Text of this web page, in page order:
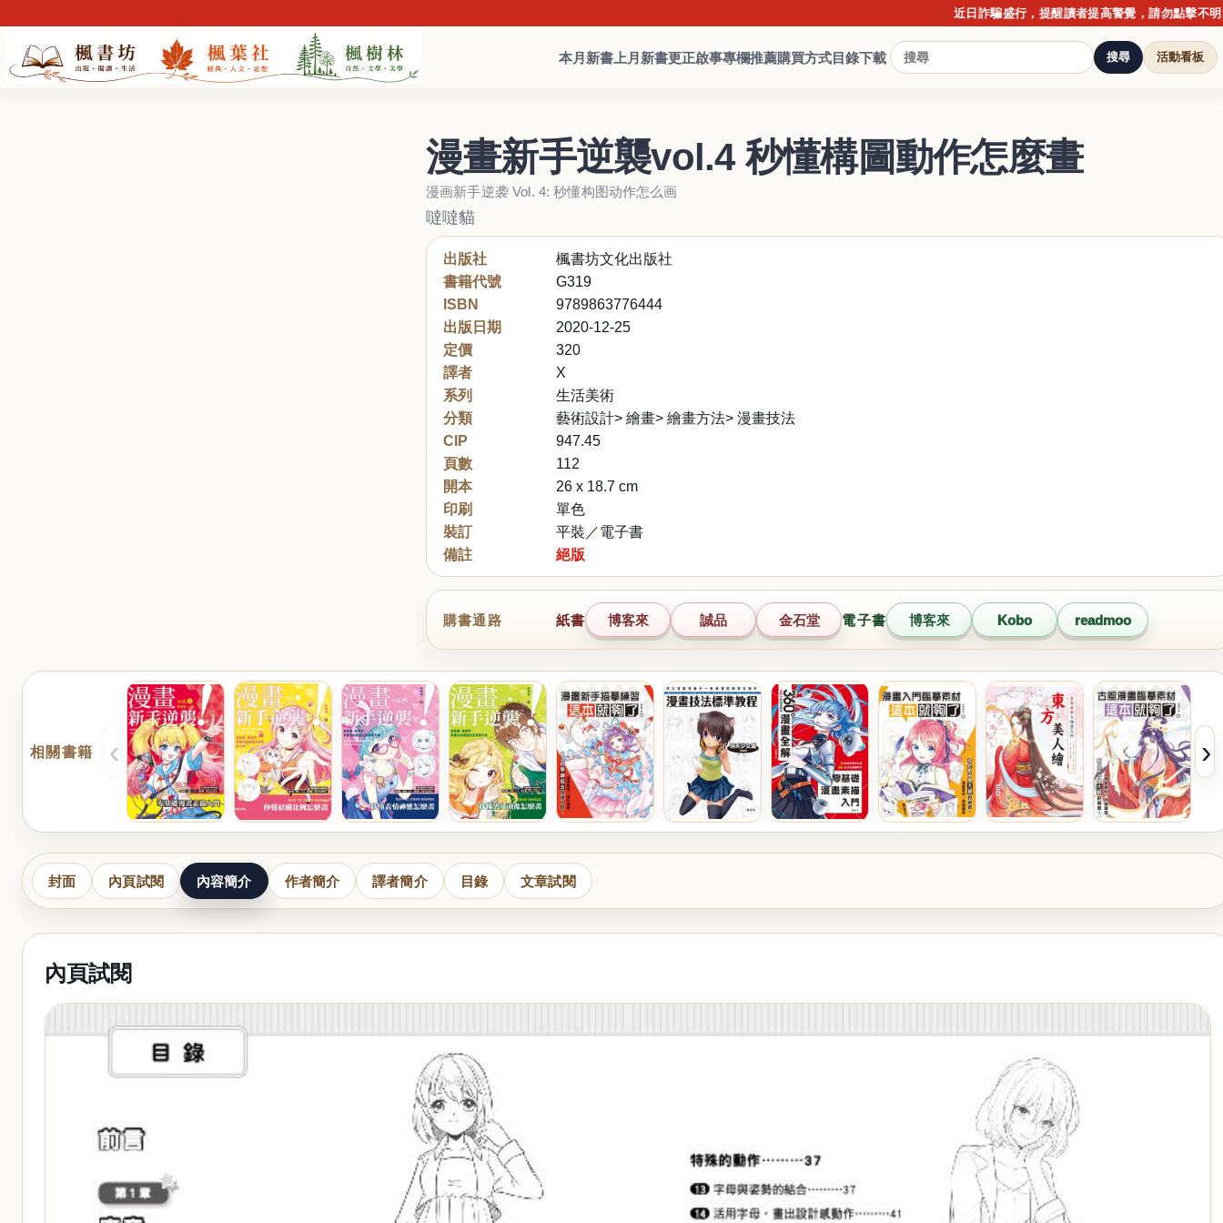
近日詐騙盛行，提醒讀者提高警覺，請勿點擊不明連結
本月新書 上月新書更正啟事專欄推薦購買方式目錄下載 搜尋 活動看板
漫畫新手逆襲vol.4 秒懂構圖動作怎麼畫
漫画新手逆袭 Vol. 4: 秒懂构图动作怎么画
噠噠貓
出版社
楓書坊文化出版社
書籍代號
G319
ISBN
9789863776444
出版日期
2020-12-25
定價
320
譯者
X
系列
生活美術
分類
藝術設計> 繪畫> 繪畫方法> 漫畫技法
CIP
947.45
頁數
112
開本
26 x 18.7 cm
印刷
單色
裝訂
平裝／電子書
備註
絕版
購書通路 紙書 博客來 誠品 金石堂 電子書 博客來 Kobo readmoo
相關書籍 ‹ ›
封面 內頁試閱 內容簡介 作者簡介 譯者簡介 目錄 文章試閱
內頁試閱